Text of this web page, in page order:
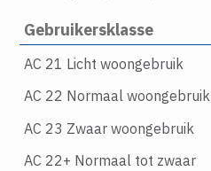
Gebruikersklasse
AC 21 Licht woongebruik
AC 22 Normaal woongebruik
AC 23 Zwaar woongebruik
AC 22+ Normaal tot zwaar